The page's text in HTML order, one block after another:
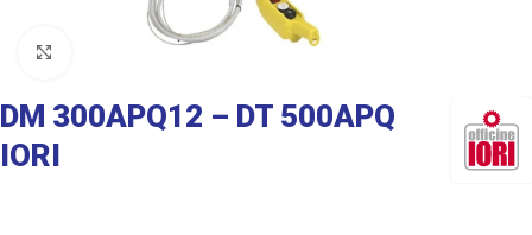
Click to enlarge
DM 300APQ12 – DT 500APQ
IORI